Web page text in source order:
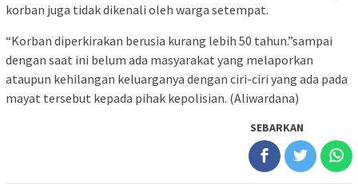
korban juga tidak dikenali oleh warga setempat.
“Korban diperkirakan berusia kurang lebih 50 tahun.”sampai
dengan saat ini belum ada masyarakat yang melaporkan
ataupun kehilangan keluarganya dengan ciri-ciri yang ada pada
mayat tersebut kepada pihak kepolisian. (Aliwardana)
SEBARKAN